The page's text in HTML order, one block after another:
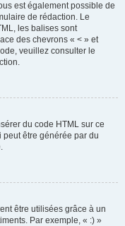
est également possible de
de rédaction. Le
les balises sont
des chevrons « < » et
veuillez consulter le
du code HTML sur ce
être générée par du
être utilisées grâce à un
Par exemple, « :) »